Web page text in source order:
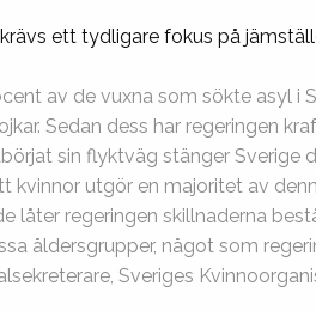
ett tydligare fokus på
av de vuxna som sökte asyl i
Sedan dess har regeringen
sin flyktväg stänger Sverige
kvinnor utgör en majoritet av
låter regeringen skillnaderna
åldersgrupper, något som
Sveriges